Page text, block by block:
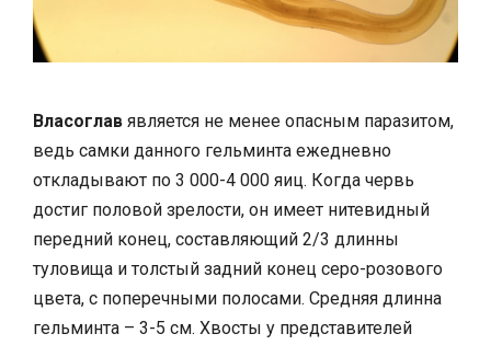
Власоглав является не менее опасным паразитом,
ведь самки данного гельминта ежедневно
откладывают по 3 000-4 000 яиц. Когда червь
достиг половой зрелости, он имеет нитевидный
передний конец, составляющий 2/3 длинны
туловища и толстый задний конец серо-розового
цвета, с поперечными полосами. Средняя длинна
гельминта – 3-5 см. Хвосты у представителей